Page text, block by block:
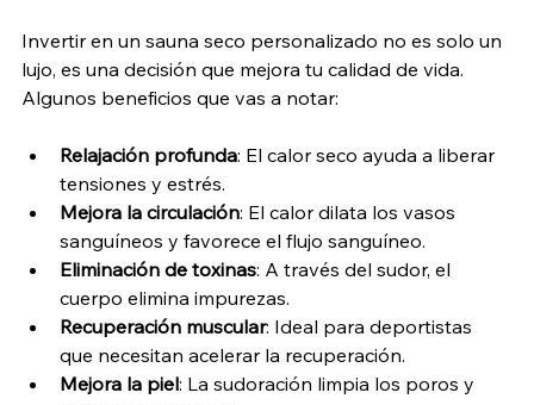
Invertir en un sauna seco personalizado no es solo un
lujo, es una decisión que mejora tu calidad de vida.
Algunos beneficios que vas a notar:
Relajación profunda: El calor seco ayuda a liberar
tensiones y estrés.
Mejora la circulación: El calor dilata los vasos
sanguíneos y favorece el flujo sanguíneo.
Eliminación de toxinas: A través del sudor, el
cuerpo elimina impurezas.
Recuperación muscular: Ideal para deportistas
que necesitan acelerar la recuperación.
Mejora la piel: La sudoración limpia los poros y